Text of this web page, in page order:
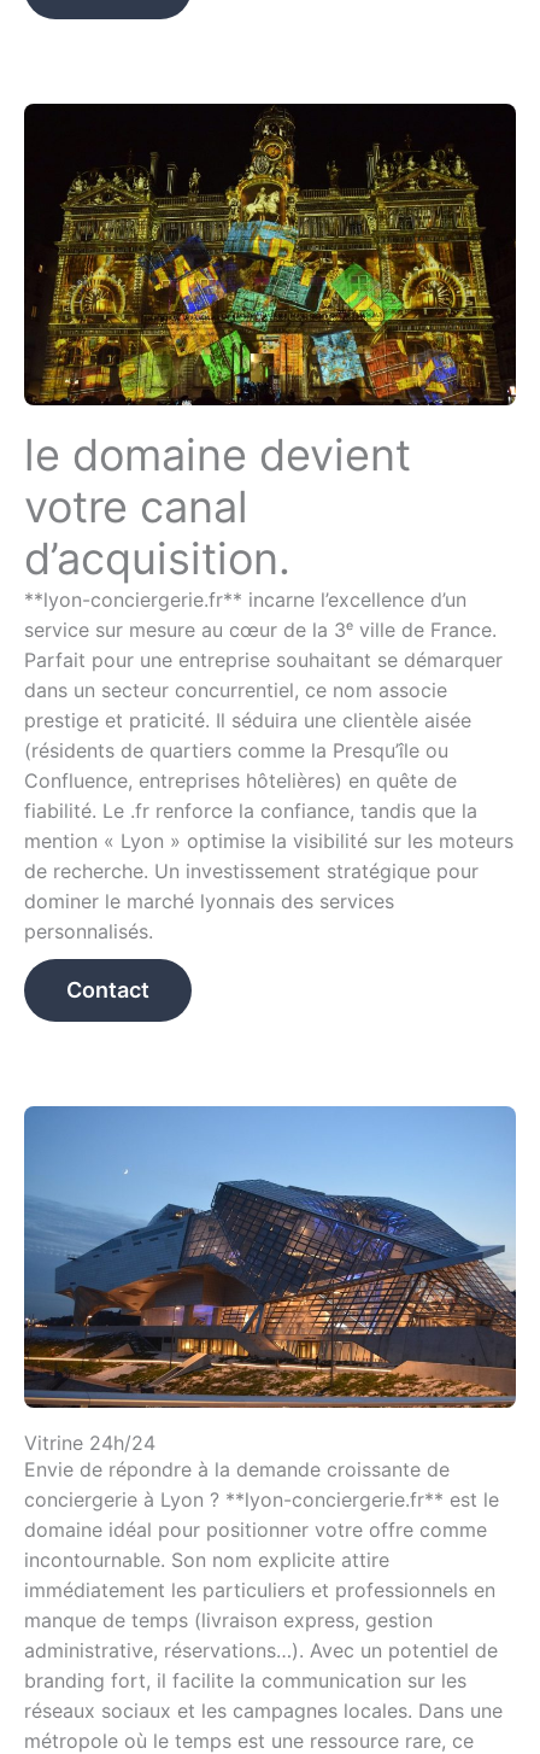
le domaine devient
votre canal
d’acquisition.
**lyon-conciergerie.fr** incarne l’excellence d’un
service sur mesure au cœur de la 3ᵉ ville de France.
Parfait pour une entreprise souhaitant se démarquer
dans un secteur concurrentiel, ce nom associe
prestige et praticité. Il séduira une clientèle aisée
(résidents de quartiers comme la Presqu’île ou
Confluence, entreprises hôtelières) en quête de
fiabilité. Le .fr renforce la confiance, tandis que la
mention « Lyon » optimise la visibilité sur les moteurs
de recherche. Un investissement stratégique pour
dominer le marché lyonnais des services
personnalisés.
Contact
Vitrine 24h/24
Envie de répondre à la demande croissante de
conciergerie à Lyon ? **lyon-conciergerie.fr** est le
domaine idéal pour positionner votre offre comme
incontournable. Son nom explicite attire
immédiatement les particuliers et professionnels en
manque de temps (livraison express, gestion
administrative, réservations…). Avec un potentiel de
branding fort, il facilite la communication sur les
réseaux sociaux et les campagnes locales. Dans une
métropole où le temps est une ressource rare, ce